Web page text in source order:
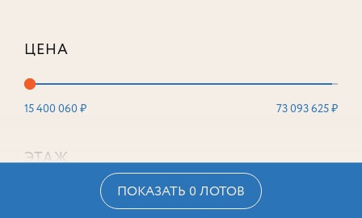
ЦЕНА
15 400 060 ₽ 73 093 625 ₽
ЭТАЖ
ПОКАЗАТЬ 0 ЛОТОВ